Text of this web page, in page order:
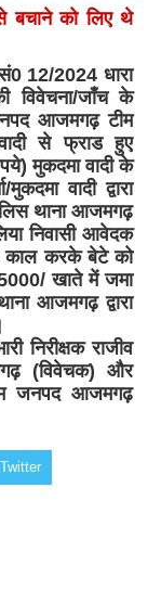
बचाने को लिए थे
12/2024 धारा
जाँच के
आजमगढ़ टीम
से फ्राड हुए
मुकदमा वादी के
वादी द्वारा
थाना आजमगढ़
निवासी आवेदक
काल करके बेटे को
खाते में जमा
आजमगढ़ द्वारा
निरीक्षक राजीव
(विवेचक) और
जनपद आजमगढ़